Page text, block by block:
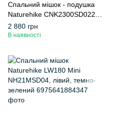
Спальний мішок - подушка
Naturehike CNK2300SD022,
світло-сірий
2 880 грн
В наявності